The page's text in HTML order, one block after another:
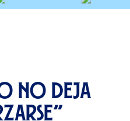
no deja